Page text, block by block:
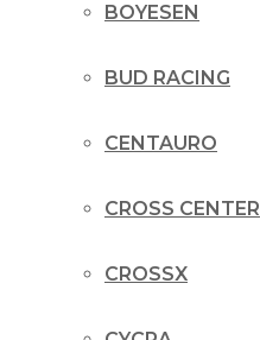
BOYESEN
BUD RACING
CENTAURO
CROSS CENTER
CROSSX